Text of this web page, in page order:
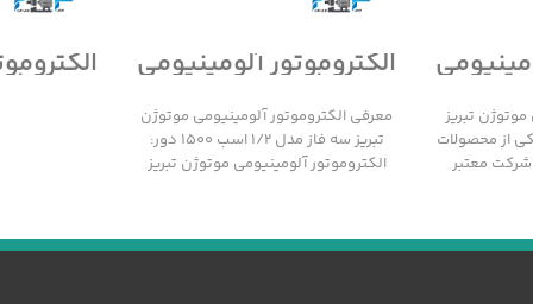
فاز
موتوژن تبریز
1000 دور یکی از محصولات
شرکت معتبر
الکتروموتور آلومینیومی
موتوژن تبریز سه فاز
مدل 1/2 اسب 1500 دور
معرفی الکتروموتور آلومینیومی موتوژن
تبریز سه فاز مدل 1/2 اسب 1500 دور:
الکتروموتور آلومینیومی موتوژن تبریز